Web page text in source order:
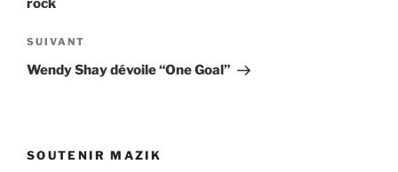
rock
Article
suivant
SUIVANT
Wendy Shay dévoile “One Goal”
SOUTENIR MAZIK